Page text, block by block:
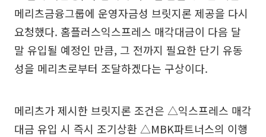
메리츠금융그룹에 운영자금성 브릿지론 제공을 다시
요청했다. 홈플러스익스프레스 매각대금이 다음 달
말 유입될 예정인 만큼, 그 전까지 필요한 단기 유동
성을 메리츠로부터 조달하겠다는 구상이다.
메리츠가 제시한 브릿지론 조건은 △익스프레스 매각
대금 유입 시 즉시 조기상환 △MBK파트너스의 이행